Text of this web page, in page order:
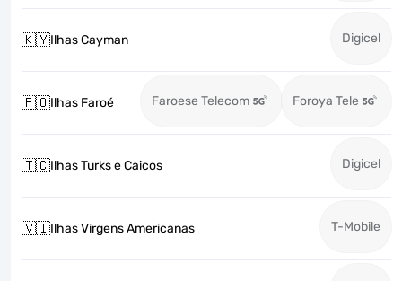
🇰🇾Ilhas Cayman Digicel
🇫🇴Ilhas Faroé Faroese Telecom Foroya Tele
🇹🇨Ilhas Turks e Caicos Digicel
🇻🇮Ilhas Virgens Americanas T-Mobile